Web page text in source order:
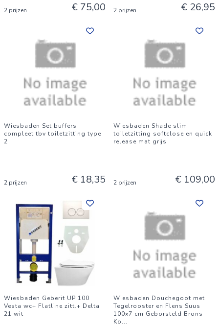
2 prijzen € 75,00 2 prijzen € 26,95
Wiesbaden Set buffers
compleet tbv toiletzitting type
2
2 prijzen € 18,35
Wiesbaden Shade slim
toiletzitting softclose en quick
release mat grijs
2 prijzen € 109,00
Wiesbaden Geberit UP 100
Vesta wc+ Flatline zitt.+ Delta
21 wit
Wiesbaden Douchegoot met
Tegelrooster en Flens Suus
100x7 cm Geborsteld Brons
Ko...